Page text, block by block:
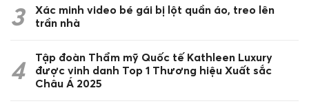
3
Xác minh video bé gái bị lột quần áo, treo lên
trần nhà
4
Tập đoàn Thẩm mỹ Quốc tế Kathleen Luxury
được vinh danh Top 1 Thương hiệu Xuất sắc
Châu Á 2025